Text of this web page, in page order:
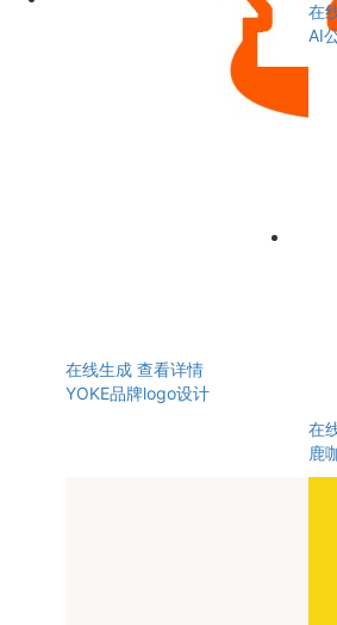
在线生成 查看详情
YOKE品牌logo设计
在
AI
在
鹿